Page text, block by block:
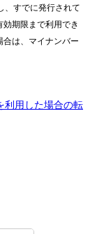
、すでに発行されて
期限まで利用でき
合は、マイナンバー
利用した場合の転